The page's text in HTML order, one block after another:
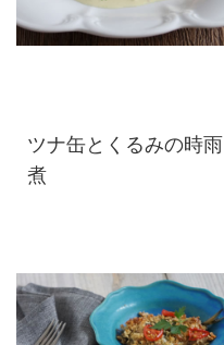
ツナ缶とくるみの時雨
煮